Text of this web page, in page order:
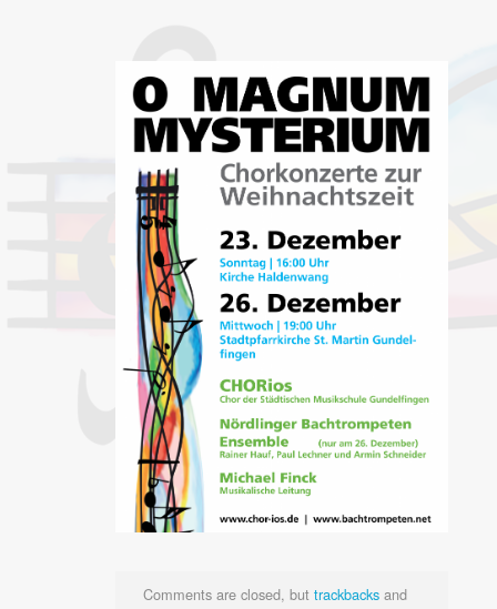
Comments are closed, but trackbacks and